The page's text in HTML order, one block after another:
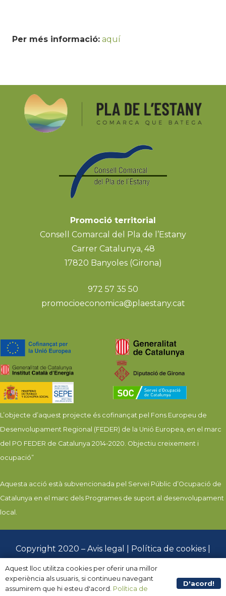
Per més informació: aquí
Promoció territorial
Consell Comarcal del Pla de l’Estany
Carrer Catalunya, 48
17820 Banyoles (Girona)
972 57 35 50
promocioeconomica@plaestany.cat
L’objecte d’aquest projecte és cofinançat pel Fons Europeu de
Desenvolupament Regional (FEDER) de la Unió Europea, en el marc
del PO FEDER de Catalunya 2014-2020. Objectiu creixement i
ocupació”
Aquesta acció està subvencionada pel Servei Públic d’Ocupació de
Catalunya en el marc dels Programes de suport al desenvolupament
local.
Copyright 2020 – Avis legal Política de cookies
Disseny web perCreative Corner
Aquest lloc utilitza cookies per oferir una millor
experiència als usuaris, si continueu navegant
assumirem que hi esteu d'acord. Política de
D'acord!